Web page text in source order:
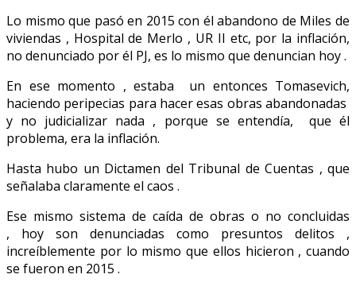
Lo mismo que pasó en 2015 con él abandono de Miles de
viviendas , Hospital de Merlo , UR II etc, por la inflación,
no denunciado por él PJ, es lo mismo que denuncian hoy .
En ese momento , estaba un entonces Tomasevich,
haciendo peripecias para hacer esas obras abandonadas
y no judicializar nada , porque se entendía, que él
problema, era la inflación.
Hasta hubo un Dictamen del Tribunal de Cuentas , que
señalaba claramente el caos .
Ese mismo sistema de caída de obras o no concluidas
, hoy son denunciadas como presuntos delitos ,
increíblemente por lo mismo que ellos hicieron , cuando
se fueron en 2015 .